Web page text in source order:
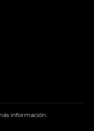
información.